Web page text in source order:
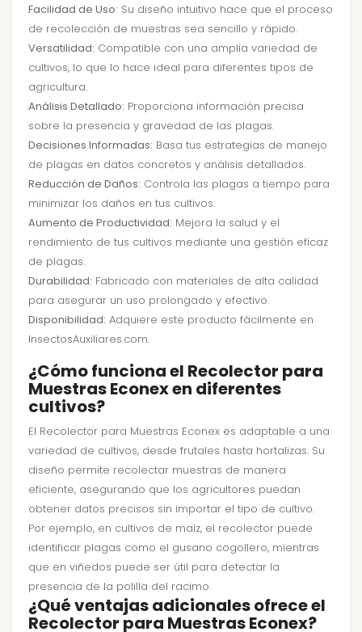
Facilidad de Uso: Su diseño intuitivo hace que el proceso
de recolección de muestras sea sencillo y rápido.
Versatilidad: Compatible con una amplia variedad de
cultivos, lo que lo hace ideal para diferentes tipos de
agricultura.
Análisis Detallado: Proporciona información precisa
sobre la presencia y gravedad de las plagas.
Decisiones Informadas: Basa tus estrategias de manejo
de plagas en datos concretos y análisis detallados.
Reducción de Daños: Controla las plagas a tiempo para
minimizar los daños en tus cultivos.
Aumento de Productividad: Mejora la salud y el
rendimiento de tus cultivos mediante una gestión eficaz
de plagas.
Durabilidad: Fabricado con materiales de alta calidad
para asegurar un uso prolongado y efectivo.
Disponibilidad: Adquiere este producto fácilmente en
InsectosAuxiliares.com.
¿Cómo funciona el Recolector para
Muestras Econex en diferentes
cultivos?
El Recolector para Muestras Econex es adaptable a una
variedad de cultivos, desde frutales hasta hortalizas. Su
diseño permite recolectar muestras de manera
eficiente, asegurando que los agricultores puedan
obtener datos precisos sin importar el tipo de cultivo.
Por ejemplo, en cultivos de maíz, el recolector puede
identificar plagas como el gusano cogollero, mientras
que en viñedos puede ser útil para detectar la
presencia de la polilla del racimo.
¿Qué ventajas adicionales ofrece el
Recolector para Muestras Econex?